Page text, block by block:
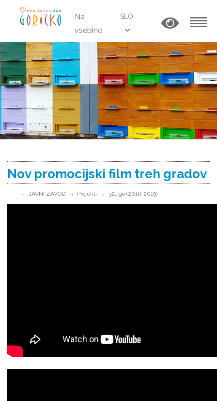
Na
vsebino
SLO
Nov promocijski film treh gradov
JAVNI ZAVOD Projekti 321 go (2016-2019)